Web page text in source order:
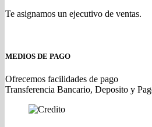
Te asignamos un ejecutivo de ventas.
MEDIOS DE PAGO
Ofrecemos facilidades de pago
Transferencia Bancario, Deposito y